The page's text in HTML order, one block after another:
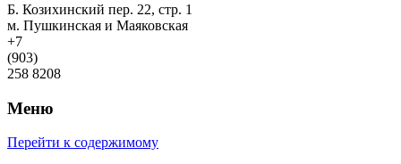
Б. Козихинский пер. 22, стр. 1
м. Пушкинская и Маяковская
+7
(903)
258 8208
Меню
Перейти к содержимому